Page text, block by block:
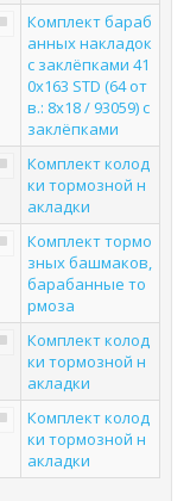
Комплект бараб
анных накладок
с заклёпками 41
0x163 STD (64 от
в.: 8x18 / 93059) с
заклёпками
Комплект колод
ки тормозной н
акладки
Комплект тормо
зных башмаков,
барабанные то
рмоза
Комплект колод
ки тормозной н
акладки
Комплект колод
ки тормозной н
акладки